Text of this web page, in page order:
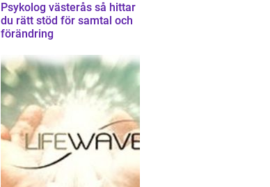
Psykolog västerås så hittar
du rätt stöd för samtal och
förändring